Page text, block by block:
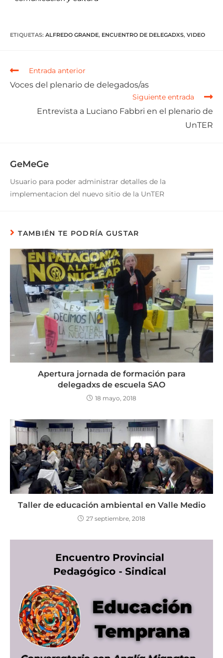
ETIQUETAS: ALFREDO GRANDE, ENCUENTRO DE DELEGADXS, VIDEO
Entrada anterior
Voces del plenario de delegados/as
Siguiente entrada
Entrevista a Luciano Fabbri en el plenario de
UnTER
GeMeGe
Usuario para poder administrar detalles de la
implementacion del nuevo sitio de la UnTER
TAMBIÉN TE PODRÍA GUSTAR
Apertura jornada de formación para
delegadxs de escuela SAO
18 mayo, 2018
Taller de educación ambiental en Valle Medio
27 septiembre, 2018